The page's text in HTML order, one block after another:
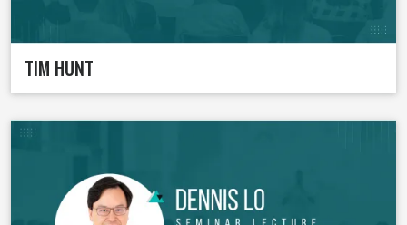
TIM HUNT